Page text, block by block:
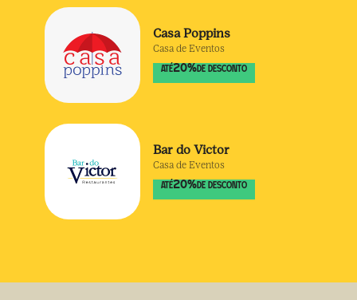
Casa Poppins
Casa de Eventos
ATÉ20% DE DESCONTO
Bar do Victor
Casa de Eventos
ATÉ20% DE DESCONTO